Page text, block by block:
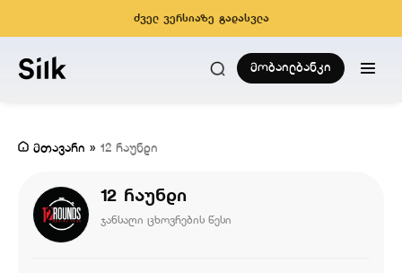
ძველ ვერსიაზე გადასვლა
მობაილბანკი
მთავარი » 12 რაუნდი
12 რაუნდი
ჯანსაღი ცხოვრების წესი